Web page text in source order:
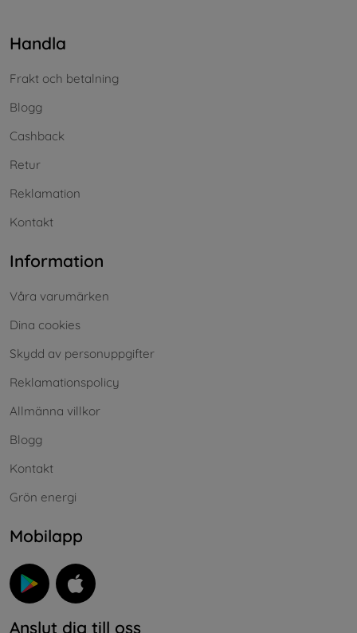
Handla
Frakt och betalning
Blogg
Cashback
Retur
Reklamation
Kontakt
Information
Våra varumärken
Dina cookies
Skydd av personuppgifter
Reklamationspolicy
Allmänna villkor
Blogg
Kontakt
Grön energi
Mobilapp
Anslut dig till oss